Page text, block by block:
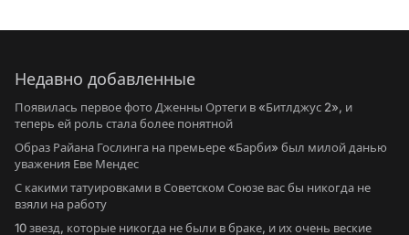
Недавно добавленные
Появилась первое фото Дженны Ортеги в «Битлджус 2», и
теперь ей роль стала более понятной
Образ Райана Гослинга на премьере «Барби» был милой данью
уважения Еве Мендес
С какими татуировками в Советском Союзе вас бы никогда не
взяли на работу
10 звезд, которые никогда не были в браке, и их очень веские